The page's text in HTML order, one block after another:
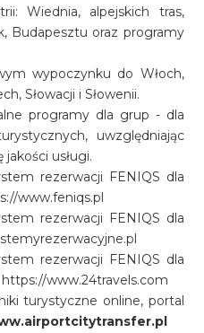
Wiednia, alpejskich tras,
Budapesztu oraz programy
wypoczynku do Włoch,
Słowacji i Słowenii.
programy dla grup - dla
uwzględniając
jakości usługi.
rezerwacji FENIQS dla
www.feniqs.pl
rezerwacji FENIQS dla
rezerwacji FENIQS dla
www.24travels.com
turystyczne online, portal